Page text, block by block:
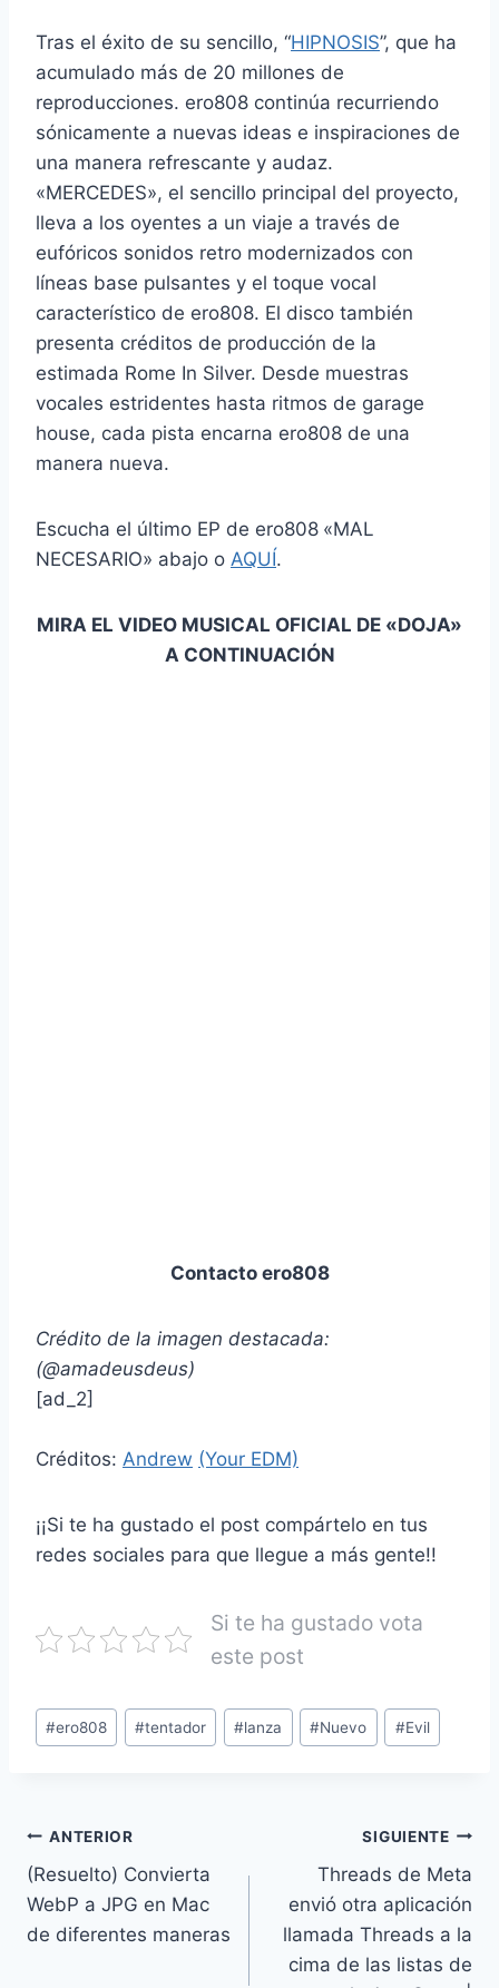
Tras el éxito de su sencillo, “HIPNOSIS”, que ha
acumulado más de 20 millones de
reproducciones. ero808 continúa recurriendo
sónicamente a nuevas ideas e inspiraciones de
una manera refrescante y audaz.
«MERCEDES», el sencillo principal del proyecto,
lleva a los oyentes a un viaje a través de
eufóricos sonidos retro modernizados con
líneas base pulsantes y el toque vocal
característico de ero808. El disco también
presenta créditos de producción de la
estimada Rome In Silver. Desde muestras
vocales estridentes hasta ritmos de garage
house, cada pista encarna ero808 de una
manera nueva.
Escucha el último EP de ero808 «MAL
NECESARIO» abajo o AQUÍ.
MIRA EL VIDEO MUSICAL OFICIAL DE «DOJA»
A CONTINUACIÓN
Contacto ero808
Crédito de la imagen destacada:
(@amadeusdeus)
[ad_2]
Créditos: Andrew (Your EDM)
¡¡Si te ha gustado el post compártelo en tus
redes sociales para que llegue a más gente!!
Si te ha gustado vota
este post
#ero808 #tentador #lanza #Nuevo #Evil
ANTERIOR
(Resuelto) Convierta
WebP a JPG en Mac
de diferentes maneras
SIGUIENTE
Threads de Meta
envió otra aplicación
llamada Threads a la
cima de las listas de